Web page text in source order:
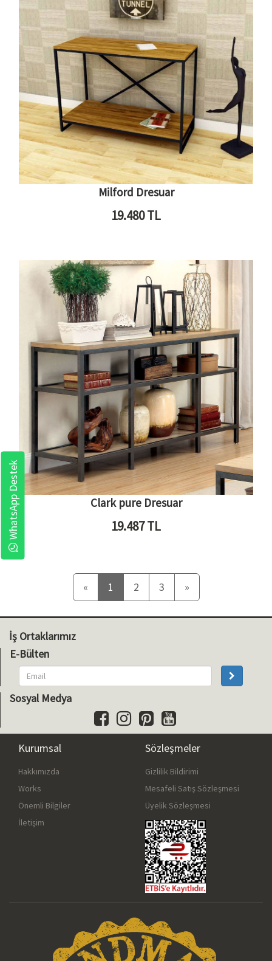
Milford Dresuar
19.480TL
Clark pure Dresuar
19.487TL
«Önceki
1 2 3 »Sonraki
WhatsApp Destek
İş Ortaklarımız
E-Bülten
Sosyal Medya
Kurumsal
Hakkımızda
Works
Önemli Bilgiler
İletişim
Sözleşmeler
Gizlilik Bildirimi
Mesafeli Satış Sözleşmesi
Üyelik Sözleşmesi